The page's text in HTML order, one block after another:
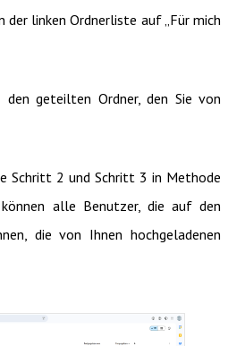
der linken Ordnerliste auf „Für mich
geteilten Ordner, den Sie von
Schritt 2 und Schritt 3 in Methode
alle Benutzer, die auf den
die von Ihnen hochgeladenen